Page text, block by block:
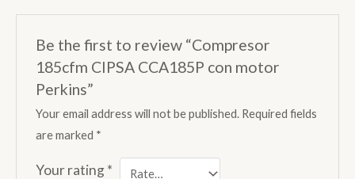
Be the first to review “Compresor
185cfm CIPSA CCA185P con motor
Perkins”
Your email address will not be published. Required fields
are marked *
Your rating*